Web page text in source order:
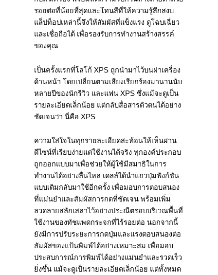
รอยต่อที่น้อยที่สุดและโทนสีที่ให้ความรู้สึกสงบ
แล็ปท็อปเหล่านี้จึงให้สัมผัสที่แข็งแรง ดูโฉบเฉี่ยว
และเชื่อถือได้ เพื่อรองรับการทำงานสร้างสรรค์
ของคุณ
เป็นครั้งแรกที่โลโก้ XPS ถูกนำมาไว้บนฝาเครื่อง
ด้านหน้า โดยเปลี่ยนตามเสียงเรียกร้องมานานนับ
หลายปีของนักรีวิว และแฟน XPS ซึ่งแม้จะดูเป็น
รายละเอียดเล็กน้อย แต่กลับสื่อสารตัวตนได้อย่าง
ชัดเจนว่า นี่คือ XPS
ความใส่ใจในทุกรายละเอียดสะท้อนให้เห็นผ่าน
ดีไซน์ที่เรียบง่ายแต่ใช้งานได้จริง ทุกองค์ประกอบ
ถูกออกแบบมาเพื่อช่วยให้ผู้ใช้มีสมาธิในการ
ทำงานได้อย่างลื่นไหล เดลล์ได้นำแถวปุ่มฟังก์ชัน
แบบเดิมกลับมาใช้อีกครั้ง เพื่อมอบการตอบสนอง
ที่แม่นยำและสัมผัสการกดที่ชัดเจน พร้อมเพิ่ม
ลวดลายสลักเสลาไว้อย่างประณีตรอบบริเวณพื้นที่
ใช้งานของทัชแพดกระจกที่ไร้รอยต่อ นอกจากนี้
ยังมีการปรับระยะการกดปุ่มและแรงตอบสนองต่อ
สัมผัสของแป้นพิมพ์ได้อย่างเหมาะสม เพื่อมอบ
ประสบการณ์การพิมพ์ได้อย่างแม่นยำและรวดเร็ว
ยิ่งขึ้น แม้จะดูเป็นรายละเอียดเล็กน้อย แต่ทั้งหมด